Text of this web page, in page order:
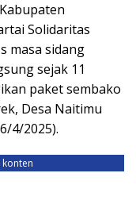
Solidaritas
masa sidang
sejak 11
paket sembako
Desa Naitimu
4/2025).
konten